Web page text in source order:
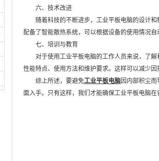
六、技术改进
随着科技的不断进步，工业平板电脑的设计
配备了智能散热系统，可以根据设备的使用情况
七、培训与教育
对于使用工业平板电脑的工作人员来说，了
性能特点、使用方法和维护要求。这样可以减少
综上所述，要避免工业平板电脑因内部积尘
面入手。只有这样，我们才能确保工业平板电脑